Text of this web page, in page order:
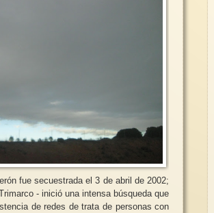
fue secuestrada el 3 de abril de 2002;
- inició una intensa búsqueda que
de redes de trata de personas con